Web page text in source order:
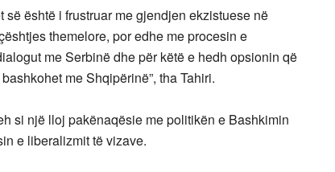
është i frustruar me gjendjen ekzistuese në
themelore, por edhe me procesin e
me Serbinë dhe për këtë e hedh opsionin që
me Shqipërinë”, tha Tahiri.
si një lloj pakënaqësie me politikën e Bashkimin
e liberalizmit të vizave.